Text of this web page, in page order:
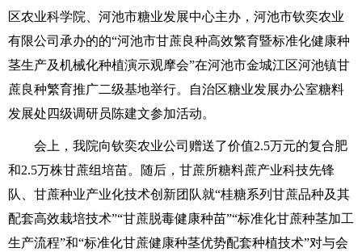
区农业科学院、河池市糖业发展中心主办，河池市钦奕农业
有限公司承办的的“河池市甘蔗良种高效繁育暨标准化健康种
茎生产及机械化种植演示观摩会”在河池市金城江区河池镇甘
蔗良种繁育推广二级基地举行。自治区糖业发展办公室糖料
发展处四级调研员陈建文参加活动。
会上，我院向钦奕农业公司赠送了价值2.5万元的复合肥
和2.5万株甘蔗组培苗。随后，甘蔗所糖料蔗产业科技先锋
队、甘蔗种业产业化技术创新团队就“桂糖系列甘蔗品种及其
配套高效栽培技术”“甘蔗脱毒健康种苗”“标准化甘蔗种茎加工
生产流程”和“标准化甘蔗健康种茎优势配套种植技术”对与会